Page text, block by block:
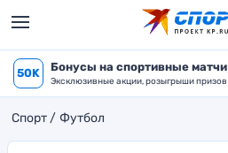
50K Бонусы на спортивные матчи
Эксклюзивные акции, розыгрыши призов
Спорт Футбол